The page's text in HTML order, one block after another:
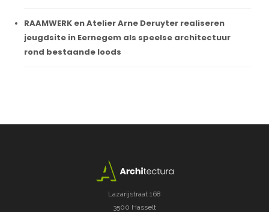
RAAMWERK en Atelier Arne Deruyter realiseren
jeugdsite in Eernegem als speelse architectuur
rond bestaande loods
Lazarijstraat 168
3500 Hasselt